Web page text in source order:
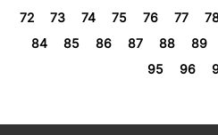
72
73 74 75 76 77
84
85 86 87 88 89
95
96